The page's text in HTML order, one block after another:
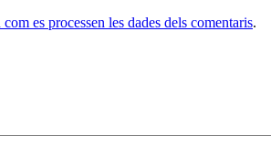
es processen les dades dels comentaris.